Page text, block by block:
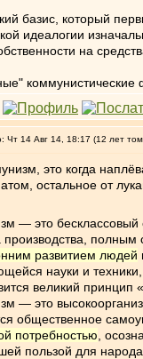
базис, который
идеалогии
на
коммунистические
Чт 14 Авг 14, 18:17 (12 лет
это когда
остальное от
— это
производства,
развитием людей
науки и
великий
— это
общественное
потребностью ,
пользой для